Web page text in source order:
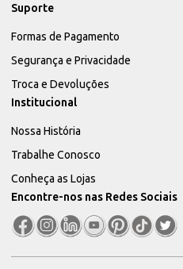
Suporte
Formas de Pagamento
Segurança e Privacidade
Troca e Devoluções
Institucional
Nossa História
Trabalhe Conosco
Conheça as Lojas
Encontre-nos nas Redes Sociais